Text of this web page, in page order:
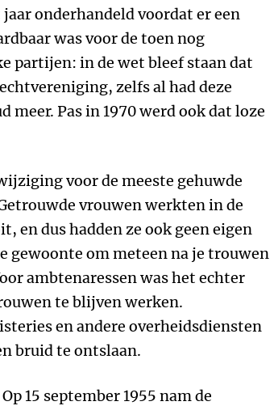
onderhandeld voordat er een
was voor de toen nog
partijen: in de wet bleef staan dat
zelfs al had deze
meer. Pas in 1970 werd ook dat loze
voor de meeste gehuwde
vrouwen werkten in de
en dus hadden ze ook geen eigen
gewoonte om meteen na je trouwen
ambtenaressen was het echter
te blijven werken.
en andere overheidsdiensten
bruid te ontslaan.
15 september 1955 nam de